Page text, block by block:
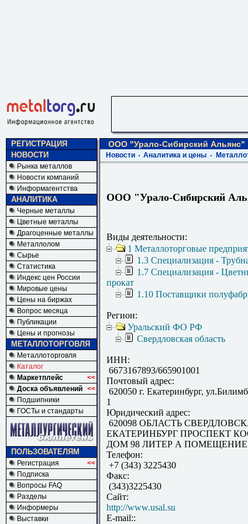
РЕГИСТРАЦИЯ
НОВОСТИ
Рынка металлов
Новости компаний
Информагентства
АНАЛИТИКА
Черные металлы
Цветные металлы
Драгоценные металлы
Металлолом
Сырье
Статистика
Индекс цен России
Мировые цены
Цены на биржах
Вопрос месяца
Публикации
Цены и прогнозы
МЕТАЛЛОТОРГОВЛЯ
Металлоторговля
Каталог
Маркетплейс
<<
Доска объявлений <<
Подшипники
ГОСТы и стандарты
ПОЛЬЗОВАТЕЛЯМ
Регистрация
<<
Подписка
Вопросы FAQ
Разделы
Информеры
Выставки
ООО "Урало-Сибирский Альянс"
Новости Аналитика и цены
ООО "Урало-Сибирский
Виды деятельности:
1 Металлоторговые
1.3 Специализация -
1.7 Специализация -
прокат
1.10 Поставщики
Регион:
Уральский ФО РФ
Свердловская область
ИНН:
6673167893/665901001
Почтовый адрес:
620050 г. Екатеринбург,
1
Юридический адрес:
620098 ОБЛАСТЬ
ЕКАТЕРИНБУРГ ПРОСПЕКТ
ДОМ 98 ЛИТЕР А ПОМЕЩЕНИЕ
Телефон:
+7 (343) 3225430
Факс:
(343)3225430
Сайт:
http://www.usal.su
E-mail::